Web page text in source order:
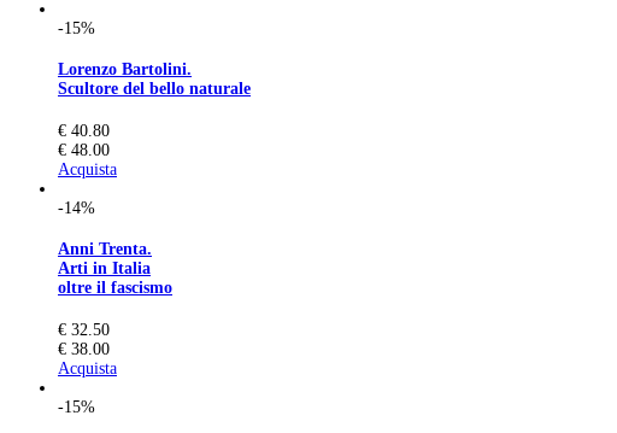
-15%
Lorenzo Bartolini.
Scultore del bello naturale
€ 40.80
€ 48.00
Acquista
-14%
Anni Trenta.
Arti in Italia
oltre il fascismo
€ 32.50
€ 38.00
Acquista
-15%